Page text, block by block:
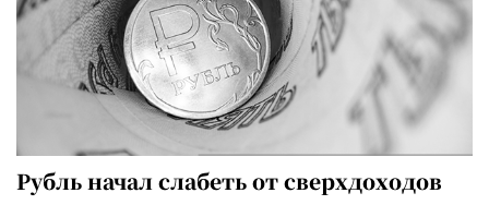
Рубль начал слабеть от сверхдоходов